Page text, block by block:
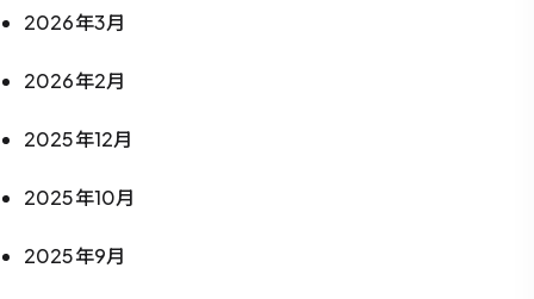
2026年3月
2026年2月
2025年12月
2025年10月
2025年9月